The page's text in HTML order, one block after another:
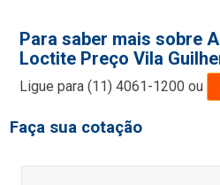
Para saber mais sobre
Loctite Preço Vila
Ligue para(11) 4061-1200 ou
Faça sua cotação